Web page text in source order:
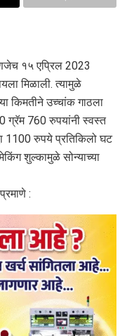
१५ एप्रिल 2023
मिळाली. त्यामुळे
किमतीने उच्चांक गाठला
ग्रॅम 760 रुपयांनी स्वस्त
1100 रुपये प्रतिकिलो घट
शुल्कामुळे सोन्याच्या
: